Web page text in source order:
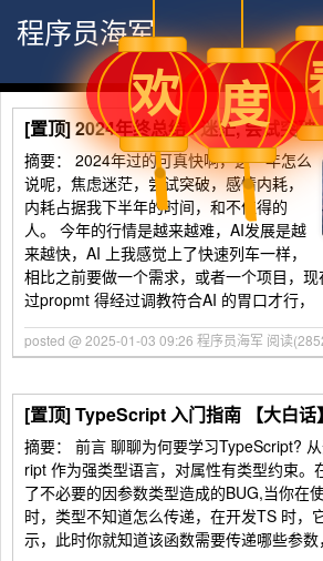
度
欢
程序员海军
[置顶]2024年终总结 : 迷茫, 尝试突破
摘要： 2024年过的可真快啊，这一年怎么
说呢，焦虑迷茫，尝试突破，感情内耗，
内耗占据我下半年的时间，和不值得的
人。 今年的行情是越来越难，AI发展是越
来越快，AI 上我感觉上了快速列车一样，
相比之前要做一个需求，或者一个项目，
过propmt 得经过调教符合AI 的胃口才行，
posted @ 2025-01-03 09:26 程序员海军 阅读
[置顶]TypeScript 入门指南 【大白话】
摘要： 前言 聊聊为何要学习TypeScript?
ript 作为强类型语言，对属性有类型约束。
了不必要的因参数类型造成的BUG,当你在
时，类型不知道怎么传递，在开发TS 时，
示，此时你就知道该函数需要传递哪些参数